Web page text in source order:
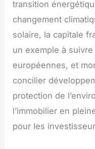
transition
changement
solaire, la capitale
un exemple à
européennes, et
concilier
protection de
l’immobilier en
pour les